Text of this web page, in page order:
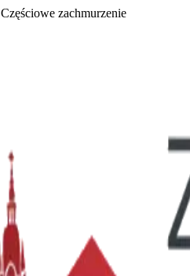
Częściowe zachmurzenie